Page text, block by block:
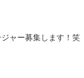
ャー募集します！笑